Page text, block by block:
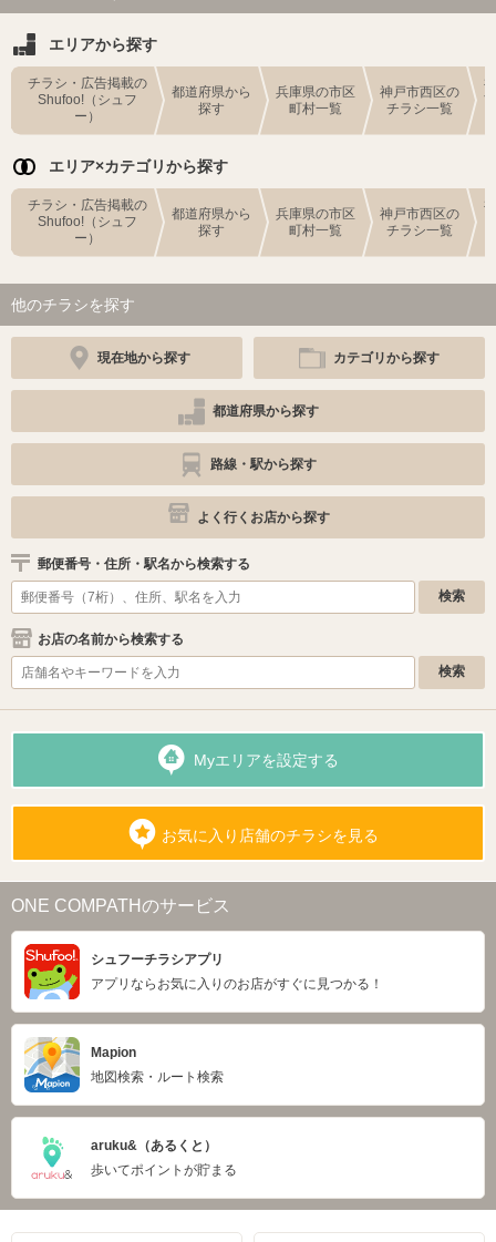
エリアから探す
チラシ・広告掲載の
Shufoo!（シュフ
ー）
都道府県から
探す
兵庫県の市区
町村一覧
神戸市西区の
チラシ一覧
エリア×カテゴリから探す
チラシ・広告掲載の
Shufoo!（シュフ
ー）
都道府県から
探す
兵庫県の市区
町村一覧
神戸市西区の
チラシ一覧
他のチラシを探す
現在地から探す カテゴリから探す
都道府県から探す
路線・駅から探す
よく行くお店から探す
郵便番号・住所・駅名から検索する
お店の名前から検索する
Myエリアを設定する
お気に入り店舗のチラシを見る
ONE COMPATHのサービス
シュフーチラシアプリ
アプリならお気に入りのお店がすぐに見つかる！
Mapion
地図検索・ルート検索
aruku&（あるくと）
歩いてポイントが貯まる